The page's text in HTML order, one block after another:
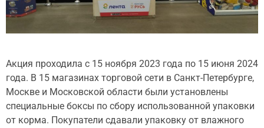
Акция проходила с 15 ноября 2023 года по 15 июня 2024
года. В 15 магазинах торговой сети в Санкт-Петербурге,
Москве и Московской области были установлены
специальные боксы по сбору использованной упаковки
от корма. Покупатели сдавали упаковку от влажного